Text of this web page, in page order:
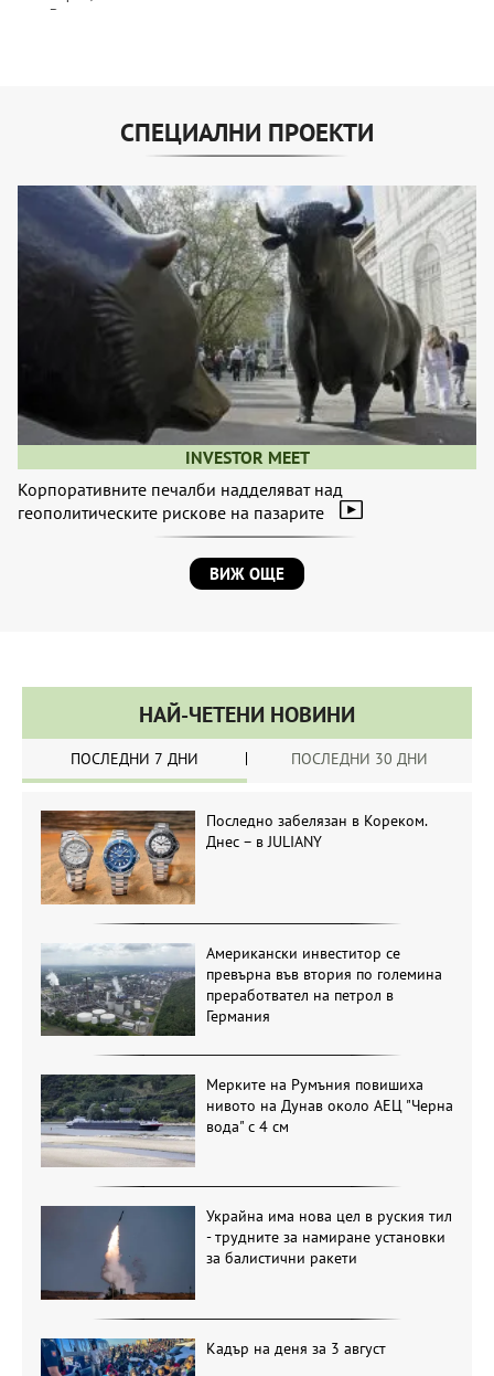
СПЕЦИАЛНИ ПРОЕКТИ
INVESTOR MEET
Корпоративните печалби надделяват над
геополитическите рискове на пазарите
ВИЖ ОЩЕ
НАЙ-ЧЕТЕНИ НОВИНИ
ПОСЛЕДНИ 7 ДНИ ПОСЛЕДНИ 30 ДНИ
Последно забелязан в Кореком.
Днес – в JULIANY
Американски инвеститор се
превърна във втория по големина
преработвател на петрол в
Германия
Мерките на Румъния повишиха
нивото на Дунав около АЕЦ "Черна
вода" с 4 см
Украйна има нова цел в руския тил
- трудните за намиране установки
за балистични ракети
Кадър на деня за 3 август